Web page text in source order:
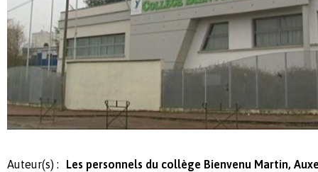
Auteur(s) : Les personnels du collège Bienvenu Martin,